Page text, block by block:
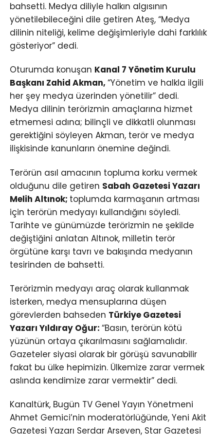
bahsetti. Medya diliyle halkın algısının
yönetilebileceğini dile getiren Ateş, “Medya
dilinin niteliği, kelime değişimleriyle dahi farklılık
gösteriyor” dedi.
Oturumda konuşan Kanal 7 Yönetim Kurulu
Başkanı Zahid Akman, “Yönetim ve halkla ilgili
her şey medya üzerinden yönetilir” dedi.
Medya dilinin terörizmin amaçlarına hizmet
etmemesi adına; bilinçli ve dikkatli olunması
gerektiğini söyleyen Akman, terör ve medya
ilişkisinde kanunların önemine değindi.
Terörün asıl amacının topluma korku vermek
olduğunu dile getiren Sabah Gazetesi Yazarı
Melih Altınok; toplumda karmaşanın artması
için terörün medyayı kullandığını söyledi.
Tarihte ve günümüzde terörizmin ne şekilde
değiştiğini anlatan Altınok, milletin terör
örgütüne karşı tavrı ve bakışında medyanın
tesirinden de bahsetti.
Terörizmin medyayı araç olarak kullanmak
isterken, medya mensuplarına düşen
görevlerden bahseden Türkiye Gazetesi
Yazarı Yıldıray Oğur: “Basın, terörün kötü
yüzünün ortaya çıkarılmasını sağlamalıdır.
Gazeteler siyasi olarak bir görüşü savunabilir
fakat bu ülke hepimizin. Ülkemize zarar vermek
aslında kendimize zarar vermektir” dedi.
Kanaltürk, Bugün TV Genel Yayın Yönetmeni
Ahmet Gemici’nin moderatörlüğünde, Yeni Akit
Gazetesi Yazarı Serdar Arseven, Star Gazetesi